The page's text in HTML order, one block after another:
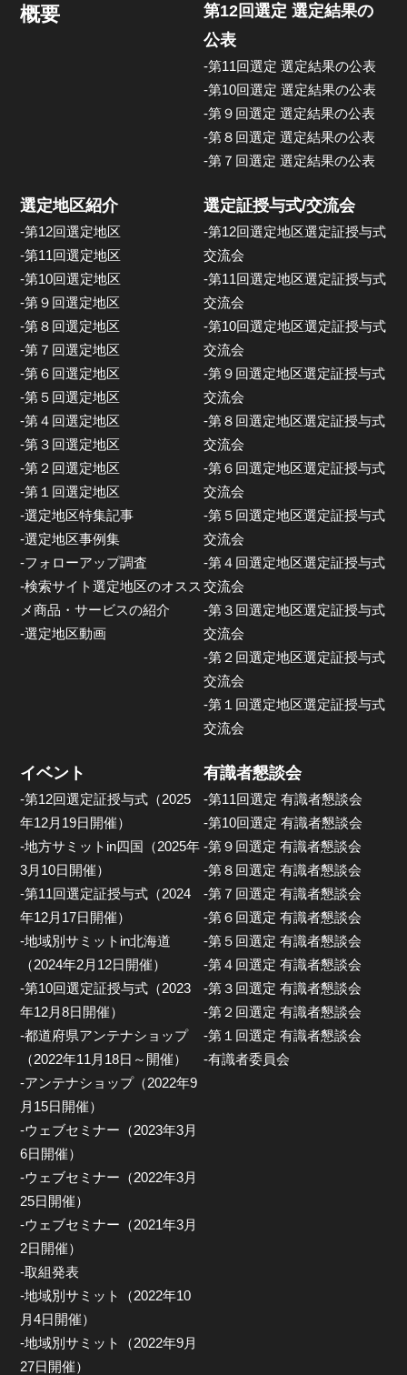
概要
第12回選定 選定結果の
公表
-第11回選定 選定結果の公表
-第10回選定 選定結果の公表
-第９回選定 選定結果の公表
-第８回選定 選定結果の公表
-第７回選定 選定結果の公表
選定地区紹介
-第12回選定地区
-第11回選定地区
-第10回選定地区
-第９回選定地区
-第８回選定地区
-第７回選定地区
-第６回選定地区
-第５回選定地区
-第４回選定地区
-第３回選定地区
-第２回選定地区
-第１回選定地区
-選定地区特集記事
-選定地区事例集
-フォローアップ調査
-検索サイト選定地区のオスス
メ商品・サービスの紹介
-選定地区動画
選定証授与式/交流会
-第12回選定地区選定証授与式
交流会
-第11回選定地区選定証授与式
交流会
-第10回選定地区選定証授与式
交流会
-第９回選定地区選定証授与式
交流会
-第８回選定地区選定証授与式
交流会
-第６回選定地区選定証授与式
交流会
-第５回選定地区選定証授与式
交流会
-第４回選定地区選定証授与式
交流会
-第３回選定地区選定証授与式
交流会
-第２回選定地区選定証授与式
交流会
-第１回選定地区選定証授与式
交流会
イベント
-第12回選定証授与式（2025
年12月19日開催）
-地方サミットin四国（2025年
3月10日開催）
-第11回選定証授与式（2024
年12月17日開催）
-地域別サミットin北海道
（2024年2月12日開催）
-第10回選定証授与式（2023
年12月8日開催）
-都道府県アンテナショップ
（2022年11月18日～開催）
-アンテナショップ（2022年9
月15日開催）
-ウェブセミナー（2023年3月
6日開催）
-ウェブセミナー（2022年3月
25日開催）
-ウェブセミナー（2021年3月
2日開催）
-取組発表
-地域別サミット（2022年10
月4日開催）
-地域別サミット（2022年9月
27日開催）
有識者懇談会
-第11回選定 有識者懇談会
-第10回選定 有識者懇談会
-第９回選定 有識者懇談会
-第８回選定 有識者懇談会
-第７回選定 有識者懇談会
-第６回選定 有識者懇談会
-第５回選定 有識者懇談会
-第４回選定 有識者懇談会
-第３回選定 有識者懇談会
-第２回選定 有識者懇談会
-第１回選定 有識者懇談会
-有識者委員会